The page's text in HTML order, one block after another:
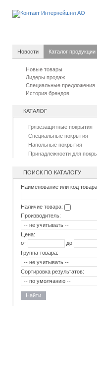
Новости Каталог продукции
Новые товары
Лидеры продаж
Специальные предложения
История брендов
КАТАЛОГ
Грязезащитные покрытия
Специальные покрытия
Напольные покрытия
Принадлежности для
ПОИСК ПО КАТАЛОГУ
Наименование или код
Наличие товара:
Производитель:
Цена:
от
до
Группа товара:
Сортировка результатов:
Найти